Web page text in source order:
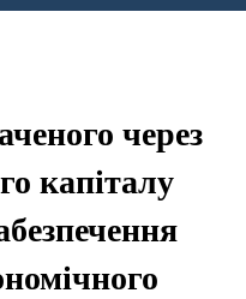
через
капіталу